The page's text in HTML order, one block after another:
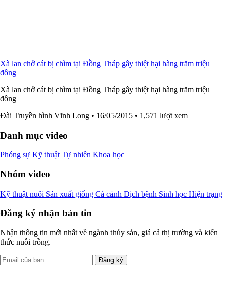
Xà lan chở cát bị chìm tại Đồng Tháp gây thiệt hại hàng trăm triệu
đồng
Xà lan chở cát bị chìm tại Đồng Tháp gây thiệt hại hàng trăm triệu
đồng
Đài Truyền hình Vĩnh Long • 16/05/2015 • 1,571 lượt xem
Danh mục video
Phóng sự Kỹ thuật Tự nhiên Khoa học
Nhóm video
Kỹ thuật nuôi Sản xuất giống Cá cảnh Dịch bệnh Sinh học Hiện trạng
Đăng ký nhận bản tin
Nhận thông tin mới nhất về ngành thủy sản, giá cả thị trường và kiến
thức nuôi trồng.
Đăng ký